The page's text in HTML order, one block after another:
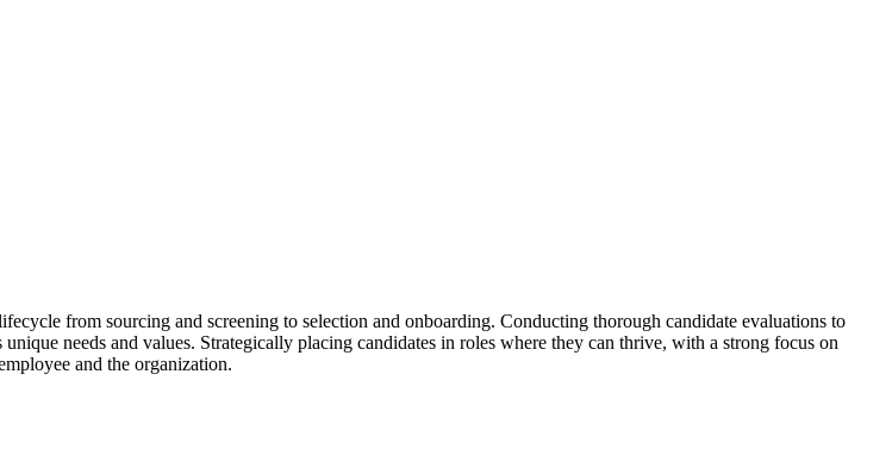
from sourcing and screening to selection and onboarding. Conducting thorough candidate evaluations to
needs and values. Strategically placing candidates in roles where they can thrive, with a strong focus on
and the organization.